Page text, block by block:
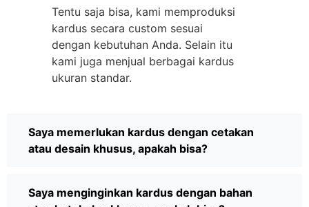
Tentu saja bisa, kami memproduksi
kardus secara custom sesuai
dengan kebutuhan Anda. Selain itu
kami juga menjual berbagai kardus
ukuran standar.
Saya memerlukan kardus dengan cetakan
atau desain khusus, apakah bisa?
Saya menginginkan kardus dengan bahan